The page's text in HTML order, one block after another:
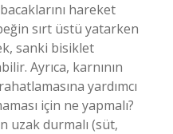
hareket
sırt üstü yatarken
sanki bisiklet
Ayrıca, karnının
yardımcı
için ne yapmalı?
uzak durmalı (süt,